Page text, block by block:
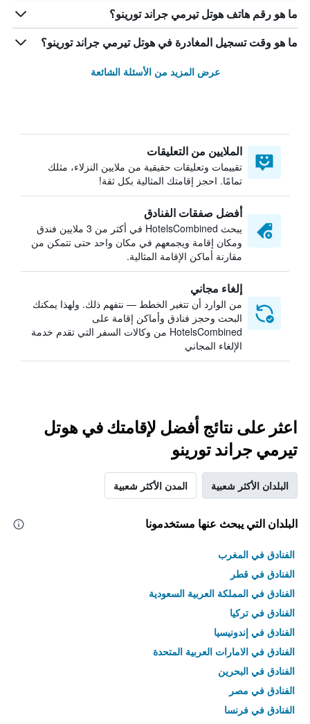
ما هو رقم هاتف هوتل تيرمي جراند تورينو؟
ما هو وقت تسجيل المغادرة في هوتل تيرمي جراند تورينو؟
عرض المزيد من الأسئلة الشائعة
الملايين من التعليقات
تقييمات وتعليقات حقيقية من ملايين النزلاء، مثلك
تمامًا. احجز إقامتك المثالية بكل ثقة!
أفضل صفقات الفنادق
يبحث HotelsCombined في أكثر من 3 ملايين فندق
ومكان إقامة ويجمعهم في مكان واحد حتى تتمكن من
مقارنة أماكن الإقامة المثالية.
إلغاء مجاني
من الوارد أن تتغير الخطط — نتفهم ذلك. ولهذا يمكنك
البحث وحجز فنادق وأماكن إقامة على
HotelsCombined من وكالات السفر التي تقدم خدمة
الإلغاء المجاني
اعثر على نتائج أفضل لإقامتك في هوتل
تيرمي جراند تورينو
البلدان الأكثر شعبية المدن الأكثر شعبية
البلدان التي يبحث عنها مستخدمونا
الفنادق في المغرب
الفنادق في قطر
الفنادق في المملكة العربية السعودية
الفنادق في تركيا
الفنادق في إندونيسيا
الفنادق في الامارات العربية المتحدة
الفنادق في البحرين
الفنادق في مصر
الفنادق في فرنسا